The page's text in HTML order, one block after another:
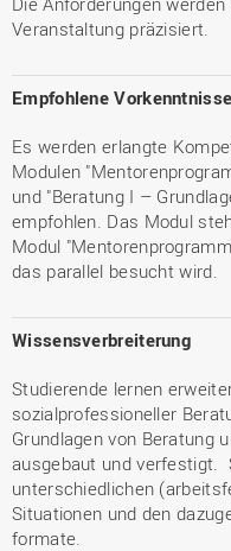
Veranstaltung präzisiert.
Empfohlene Vorkenntnisse
Es werden erlangte
Modulen
und "Beratung I –
empfohlen. Das Modul
Modul
das parallel besucht wird.
Wissensverbreiterung
Studierende lernen
sozialprofessioneller
Grundlagen von Beratung
ausgebaut und verfestigt.
unterschiedlichen
Situationen und den
formate.